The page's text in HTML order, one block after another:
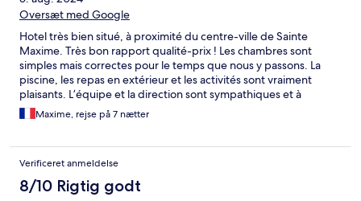
Oversæt med Google
Hotel très bien situé, à proximité du centre-ville de Sainte
Maxime. Très bon rapport qualité-prix ! Les chambres sont
simples mais correctes pour le temps que nous y passons. La
piscine, les repas en extérieur et les activités sont vraiment
plaisants. L’équipe et la direction sont sympathiques et à
l’écoute. Nous reviendrons !
Maxime, rejse på 7 nætter
Verificeret anmeldelse
8/10 Rigtig godt